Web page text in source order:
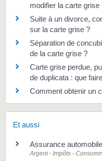
modifier la carte grise
Suite à un divorce,
sur la carte grise ?
Séparation de
de la carte grise ?
Carte grise perdue,
de duplicata : que
Comment obtenir un
Et aussi
Assurance automobile
Argent - Impôts -